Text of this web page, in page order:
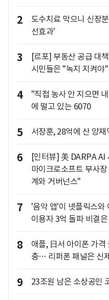
2
도수치료 막으니 신장
선효과'
3
[르포] 부동산 공급 대
시민들은 "녹지 지켜야"
4
"직접 농사 안 지으면
에 떨고 있는 6070
5 서장훈, 28억에 산 양
6
[인터뷰] 美 DARPA AI
마이크로소프트 부사
계와 거버넌스"
7
'음악 앱'이 넷플릭스
이용자 3억 돌파 비결은
8
애플, 日서 아이폰 가격
충… 리퍼폰 패널은 신
9 23조원 남은 소상공인